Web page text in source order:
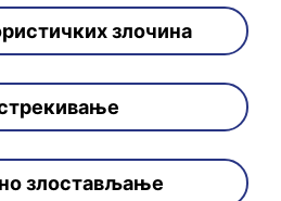
злочина
злостављање